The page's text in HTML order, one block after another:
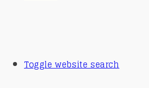
Toggle website search